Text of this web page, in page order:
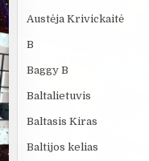
Austėja Krivickaitė
B
Baggy B
Baltalietuvis
Baltasis Kiras
Baltijos kelias